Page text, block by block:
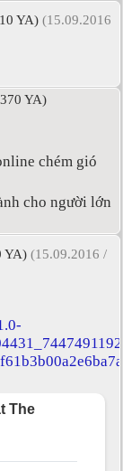
YA) (15.09.2016
YA)
chém gió
cho người lớn
YA) (15.09.2016 /